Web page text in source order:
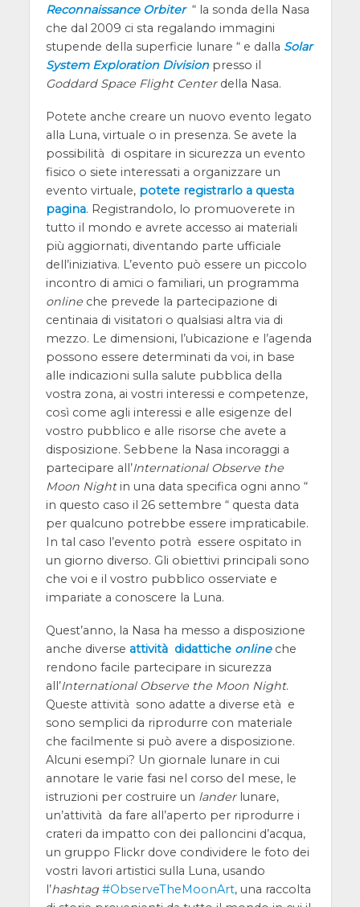
Reconnaissance Orbiter“ la sonda della Nasa
che dal 2009 ci sta regalando immagini
stupende della superficie lunare “ e dalla Solar
System Exploration Divisionpresso il
Goddard Space Flight Centerdella Nasa.
Potete anche creare un nuovo evento legato
alla Luna, virtuale o in presenza. Se avete la
possibilità di ospitare in sicurezza un evento
fisico o siete interessati a organizzare un
evento virtuale, potete registrarlo a questa
pagina. Registrandolo, lo promuoverete in
tutto il mondo e avrete accesso ai materiali
più aggiornati, diventando parte ufficiale
dell’iniziativa. L’evento può essere un piccolo
incontro di amici o familiari, un programma
onlineche prevede la partecipazione di
centinaia di visitatori o qualsiasi altra via di
mezzo. Le dimensioni, l’ubicazione e l’agenda
possono essere determinati da voi, in base
alle indicazioni sulla salute pubblica della
vostra zona, ai vostri interessi e competenze,
così come agli interessi e alle esigenze del
vostro pubblico e alle risorse che avete a
disposizione. Sebbene la Nasa incoraggi a
partecipare all’International Observe the
Moon Nightin una data specifica ogni anno “
in questo caso il 26 settembre “ questa data
per qualcuno potrebbe essere impraticabile.
In tal caso l’evento potrà essere ospitato in
un giorno diverso. Gli obiettivi principali sono
che voi e il vostro pubblico osserviate e
impariate a conoscere la Luna.
Quest’anno, la Nasa ha messo a disposizione
anche diverse attività didattiche onlineche
rendono facile partecipare in sicurezza
all’International Observe the Moon Night.
Queste attività sono adatte a diverse età e
sono semplici da riprodurre con materiale
che facilmente si può avere a disposizione.
Alcuni esempi? Un giornale lunare in cui
annotare le varie fasi nel corso del mese, le
istruzioni per costruire un landerlunare,
un’attività da fare all’aperto per riprodurre i
crateri da impatto con dei palloncini d’acqua,
un gruppo Flickr dove condividere le foto dei
vostri lavori artistici sulla Luna, usando
l’hashtag #ObserveTheMoonArt, una raccolta